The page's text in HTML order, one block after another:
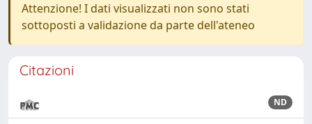
Attenzione! I dati visualizzati non sono stati
sottoposti a validazione da parte dell'ateneo
Citazioni
ND